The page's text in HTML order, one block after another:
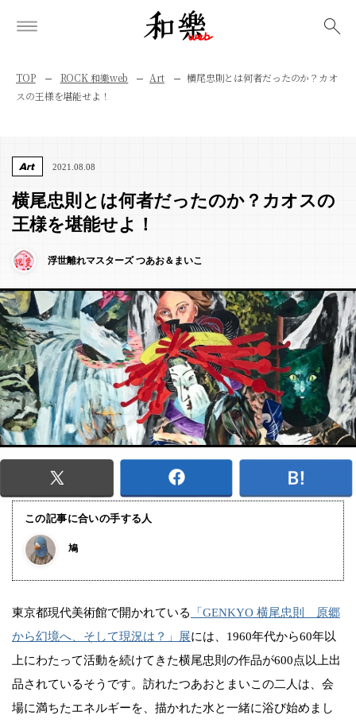
TOP ROCK 和樂web Art
横尾忠則とは何者だったのか？カオ
スの王様を堪能せよ！
Art 2021.08.08
横尾忠則とは何者だったのか？カオスの
王様を堪能せよ！
浮世離れマスターズ つあお＆まいこ
この記事に合いの手する人
鳩
東京都現代美術館で開かれている
「GENKYO 横尾忠則 原郷
から幻境へ、そして現況は？​​」展には、1960年代から60年以
上にわたって活動を続けてきた横尾忠則の作品が600点以上出
品されているそうです。訪れたつあおとまいこの二人は、会
場に満ちたエネルギーを、描かれた水と一緒に浴び始めまし